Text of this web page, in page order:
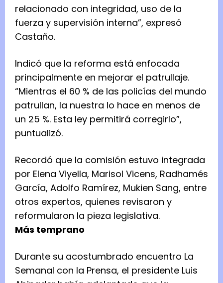
relacionado con integridad, uso de la
fuerza y supervisión interna”, expresó
Castaño.
Indicó que la reforma está enfocada
principalmente en mejorar el patrullaje.
“Mientras el 60 % de las policías del mundo
patrullan, la nuestra lo hace en menos de
un 25 %. Esta ley permitirá corregirlo”,
puntualizó.
Recordó que la comisión estuvo integrada
por Elena Viyella, Marisol Vicens, Radhamés
García, Adolfo Ramírez, Mukien Sang, entre
otros expertos, quienes revisaron y
reformularon la pieza legislativa.
Más temprano
Durante su acostumbrado encuentro La
Semanal con la Prensa, el presidente Luis